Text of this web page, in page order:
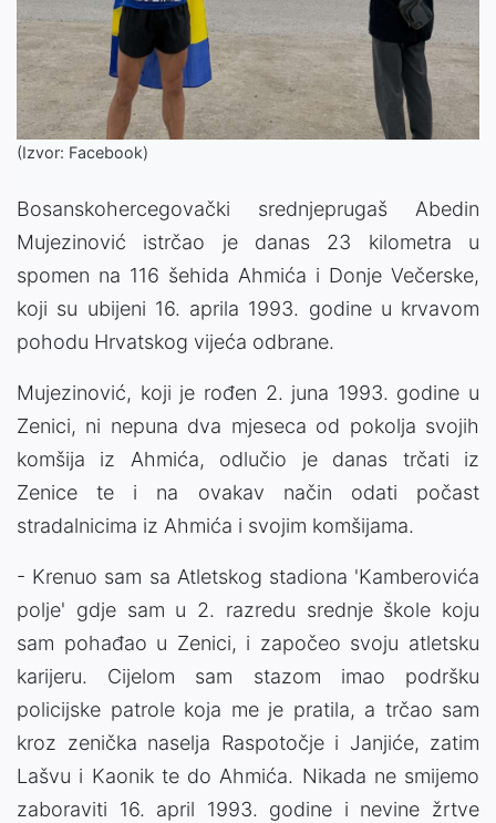
(Izvor: Facebook)
Bosanskohercegovački srednjeprugaš Abedin
Mujezinović istrčao je danas 23 kilometra u
spomen na 116 šehida Ahmića i Donje Večerske,
koji su ubijeni 16. aprila 1993. godine u krvavom
pohodu Hrvatskog vijeća odbrane.
Mujezinović, koji je rođen 2. juna 1993. godine u
Zenici, ni nepuna dva mjeseca od pokolja svojih
komšija iz Ahmića, odlučio je danas trčati iz
Zenice te i na ovakav način odati počast
stradalnicima iz Ahmića i svojim komšijama.
- Krenuo sam sa Atletskog stadiona 'Kamberovića
polje' gdje sam u 2. razredu srednje škole koju
sam pohađao u Zenici, i započeo svoju atletsku
karijeru. Cijelom sam stazom imao podršku
policijske patrole koja me je pratila, a trčao sam
kroz zenička naselja Raspotočje i Janjiće, zatim
Lašvu i Kaonik te do Ahmića. Nikada ne smijemo
zaboraviti 16. april 1993. godine i nevine žrtve